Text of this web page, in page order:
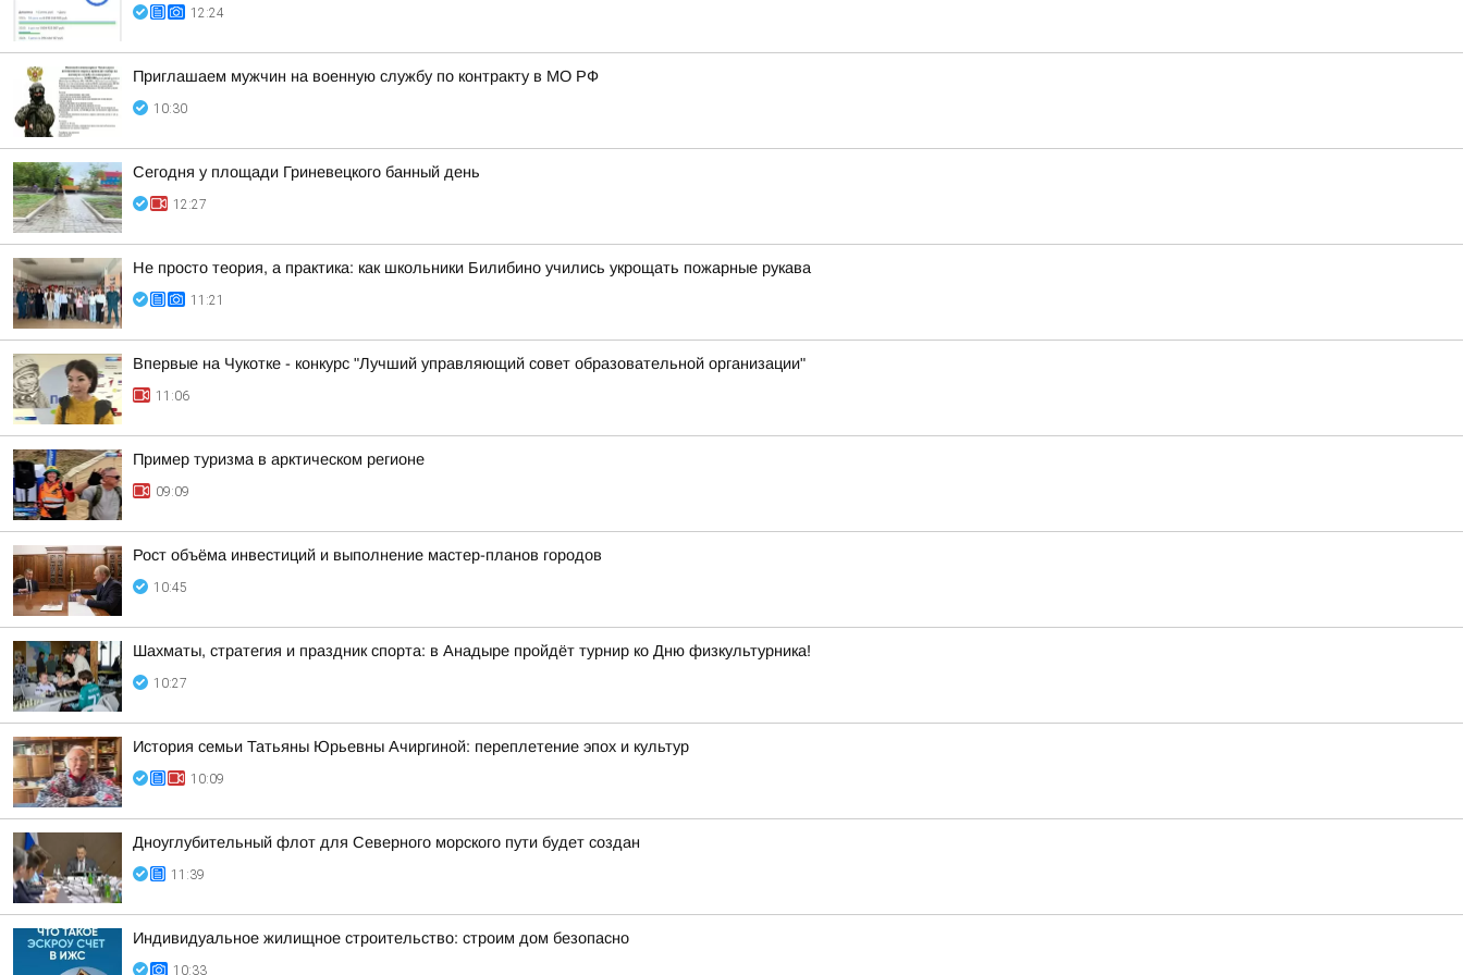
12:24
Приглашаем мужчин на военную службу по контракту в МО РФ
10:30
Сегодня у площади Гриневецкого банный день
12:27
Не просто теория, а практика: как школьники Билибино учились укрощать пожарные рукава
11:21
Впервые на Чукотке - конкурс "Лучший управляющий совет образовательной организации"
11:06
Пример туризма в арктическом регионе
09:09
Рост объёма инвестиций и выполнение мастер-планов городов
10:45
Шахматы, стратегия и праздник спорта: в Анадыре пройдёт турнир ко Дню физкультурника!
10:27
История семьи Татьяны Юрьевны Ачиргиной: переплетение эпох и культур
10:09
Дноуглубительный флот для Северного морского пути будет создан
11:39
Индивидуальное жилищное строительство: строим дом безопасно
10:33